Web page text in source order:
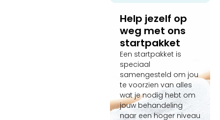
Help jezelf op
weg met ons
startpakket
Een startpakket is
speciaal
samengesteld om jou
te voorzien van alles
wat je nodig hebt om
jouw behandeling
naar een hoger niveau